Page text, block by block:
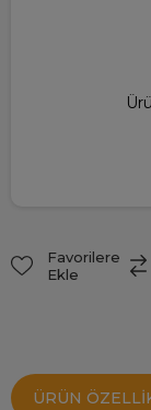
Favorilere
Ekle
ÜRÜN